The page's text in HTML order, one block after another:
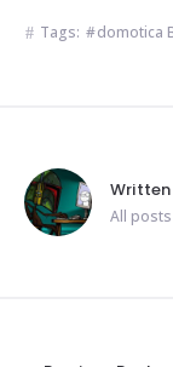
Tags: domotica
All